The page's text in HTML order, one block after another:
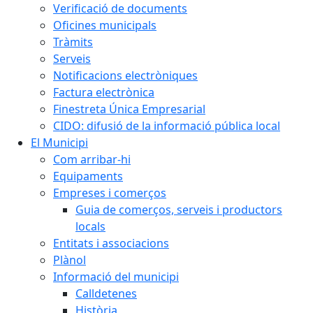
Verificació de documents
Oficines municipals
Tràmits
Serveis
Notificacions electròniques
Factura electrònica
Finestreta Única Empresarial
CIDO: difusió de la informació pública local
El Municipi
Com arribar-hi
Equipaments
Empreses i comerços
Guia de comerços, serveis i productors
locals
Entitats i associacions
Plànol
Informació del municipi
Calldetenes